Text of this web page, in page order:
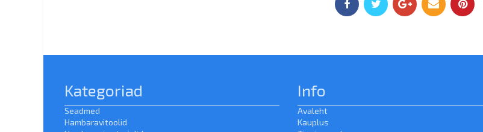
Kategoriad
Seadmed
Hambaravitoolid
Info
Avaleht
Kauplus